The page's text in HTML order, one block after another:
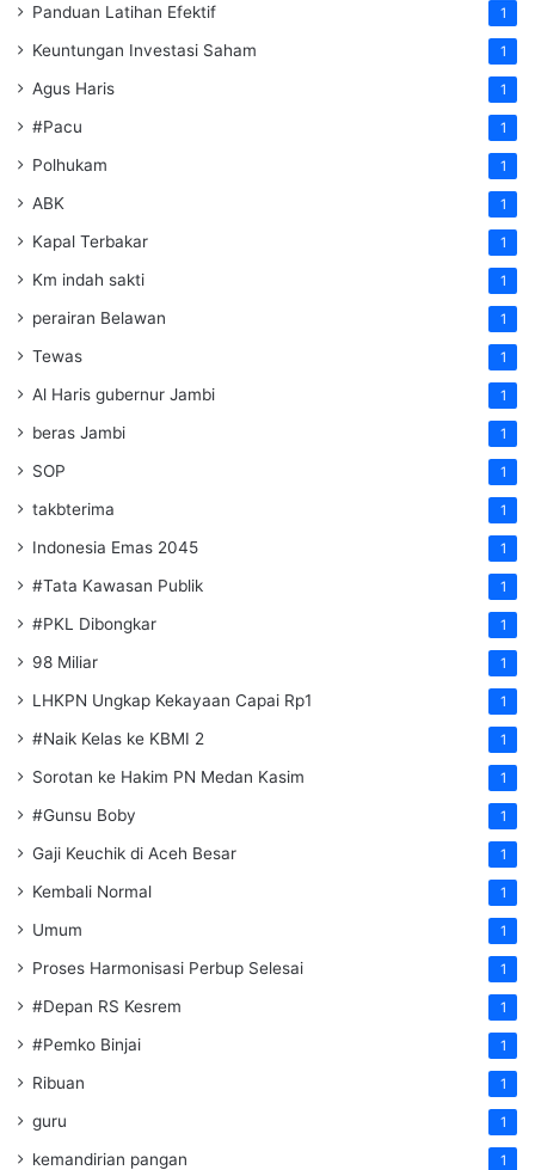
Panduan Latihan Efektif 1
Keuntungan Investasi Saham 1
Agus Haris 1
#Pacu 1
Polhukam 1
ABK 1
Kapal Terbakar 1
Km indah sakti 1
perairan Belawan 1
Tewas 1
Al Haris gubernur Jambi 1
beras Jambi 1
SOP 1
takbterima 1
Indonesia Emas 2045 1
#Tata Kawasan Publik 1
#PKL Dibongkar 1
98 Miliar 1
LHKPN Ungkap Kekayaan Capai Rp1 1
#Naik Kelas ke KBMI 2 1
Sorotan ke Hakim PN Medan Kasim 1
#Gunsu Boby 1
Gaji Keuchik di Aceh Besar 1
Kembali Normal 1
Umum 1
Proses Harmonisasi Perbup Selesai 1
#Depan RS Kesrem 1
#Pemko Binjai 1
Ribuan 1
guru 1
kemandirian pangan 1